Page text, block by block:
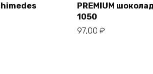
PREMIUM
1050
97,00 ₽